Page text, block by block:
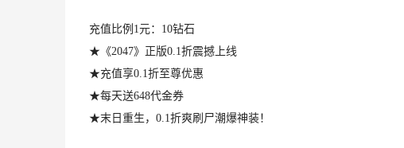
充值比例1元：10钻石
★《2047》正版0.1折震撼上线
★充值享0.1折至尊优惠
★每天送648代金券
★末日重生，0.1折爽刷尸潮爆神装！